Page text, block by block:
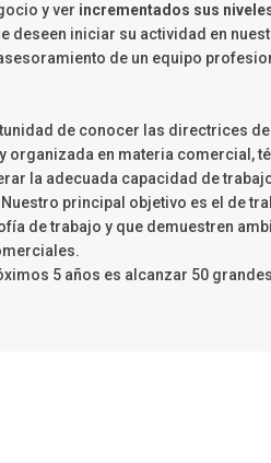
y ver incrementados sus
deseen iniciar su actividad en
de un equipo
de conocer las directrices
organizada en materia comercial,
la adecuada capacidad de
Nuestro principal objetivo es el de
de trabajo y que demuestren
5 años es alcanzar 50